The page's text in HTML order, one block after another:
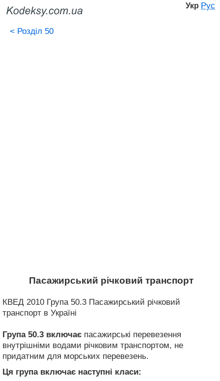
Укр Рус
< Розділ 50
Пасажирський річковий транспорт
КВЕД 2010 Група 50.3 Пасажирський річковий
транспорт в Україні
Група 50.3 включає пасажирські перевезення
внутрішніми водами річковим транспортом, не
придатним для морських перевезень.
Ця група включає наступні класи: